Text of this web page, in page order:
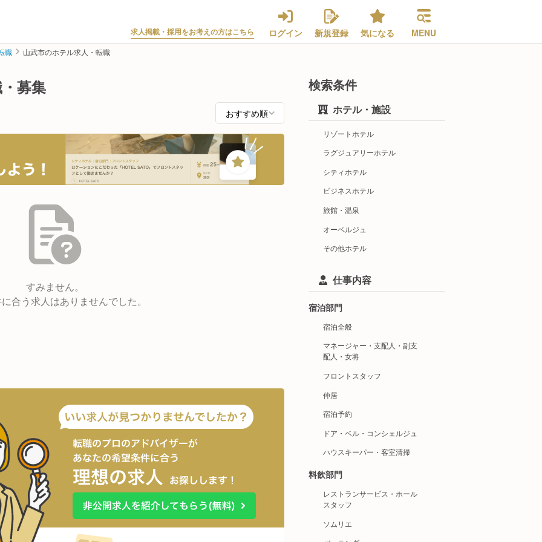
求人掲載・採用をお考えの方はこちら ログイン 新規登録 気になる MENU
職 山武市のホテル求人・転職
募集
すみません。
合う求人はありませんでした。
検索条件
ホテル・施設
リゾートホテル
ラグジュアリーホテル
シティホテル
ビジネスホテル
旅館・温泉
オーベルジュ
その他ホテル
仕事内容
宿泊部門
宿泊全般
マネージャー・支配人・副支
配人・女将
フロントスタッフ
仲居
宿泊予約
ドア・ベル・コンシェルジュ
ハウスキーパー・客室清掃
料飲部門
レストランサービス・ホール
スタッフ
ソムリエ